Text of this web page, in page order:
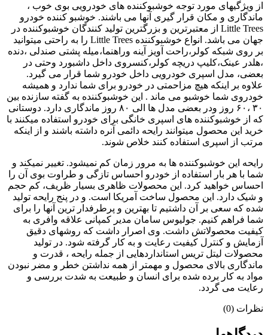
از ویژگیهای مورد توجه خوشبوکننده های خودرویی بوی خوب ،
ماندگاری و مکان قرار گیری آنها می باشند. خوشبو کننده خودرو
Little Trees از معتبرترین و بزرگترین تولید کنندگان خوشبوکننده در
جهان می باشد. انواع خوشبوکننده Little Trees را به راحتی میتوانید
بر روی شبکه کولر،راحت آویز آینه وراهنما،میله پشتی صندلی ،دنده
،هلدر عینک،کلیپ دریچه کولر،کنسروی داخل داشبورد وحتی در
بعضی، مدل اسپری خودرویی داخل خودرو شما قرار می گیرد.
علاوه بر اینکه هیچ مزاحمتی در خودرو برای شما ندارد و همیشه
خودروی شما خوشبو می ماند . این خوشبوکننده به گفته سازنده بین
۳۰ ،۶۰ روز ودر بعضی مدل ها الی ۸۰ روز ماندگاری دارد. دوستانی
که از خوشبوکننده های اسپری خانگی برای خودرو استفاده میکنند با
خرید این محصول میتوانند رایحه دائمی آنره داشته باشند و از اینکه
مرتب از اسپری استفاده کنند خلاص شوند.
رایحه این خوشبوکننده ها به مرور زمان کم نمیشود. تغییر نمیکند و
شما با هر بار استفاده از خودرو احساس تازگی و طراوت بوی آن را
احساس خواهید کرد. این محصولات ظاهری بسیار ظریف، کم حجم
و شیک دارد. این محصول ساخت آمریکا است. و در پنج رایحه تولید
شده که سعی بر آن داشتیم تا بهترین و پرطرفدار ترین آنها را برای
شما فراهم کنیم. جولیوس سامان مدیر کمپانی علاقه وافری به
کیفیت محصولاتش داشت. وی اصرار داشت که روشهای دقیق
آزمایش و کنترل کیفیت رعایت و به کار گرفته شود. در تولید
محصولات لیتل تریس استانداردهایی از جمله رایحه ، قدرت و
ماندگاری بالای محصول و مهمتر از همه نداشتن خطر و مضر نبودن
مواد به کار برده شده برای انسان و طبیعت به شدت بررسی و
رعایت می گردد.
نظرات (0)